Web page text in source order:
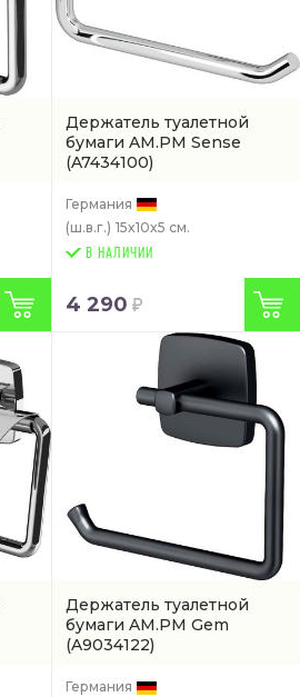
Держатель туалетной
бумаги AM.PM Sense
(A7434100)
Германия
(ш.в.г.) 15x10x5 см.
В НАЛИЧИИ
4 290
Держатель туалетной
бумаги AM.PM Gem
(A9034122)
Германия